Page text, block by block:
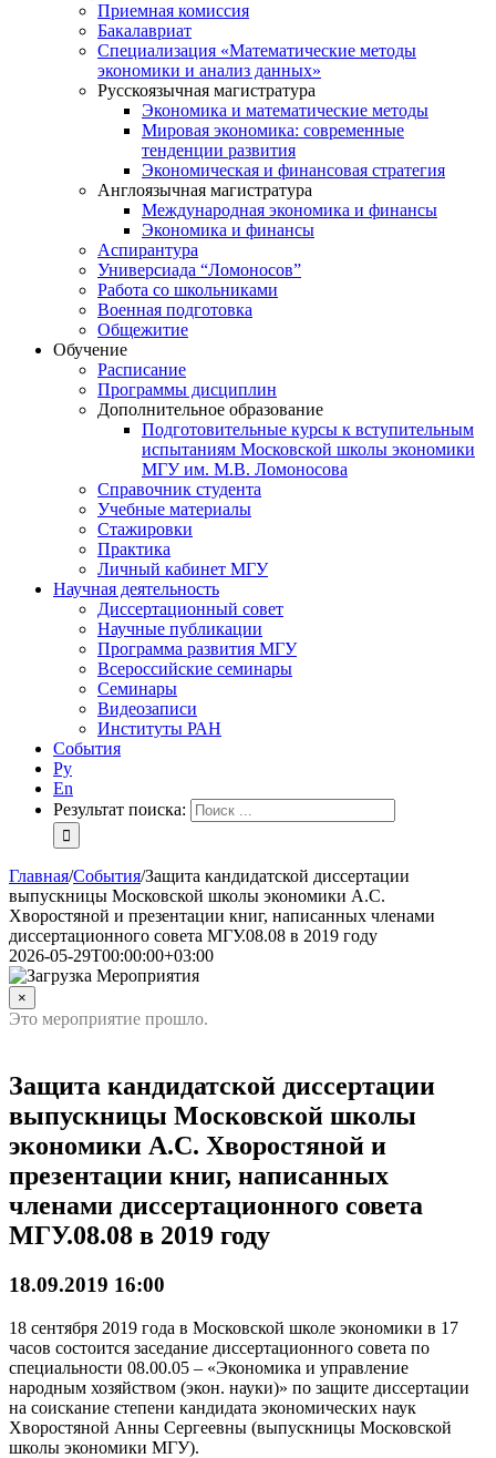
Приемная комиссия
Бакалавриат
Специализация «Математические методы
экономики и анализ данных»
Русскоязычная магистратура
Экономика и математические методы
Мировая экономика: современные
тенденции развития
Экономическая и финансовая стратегия
Англоязычная магистратура
Международная экономика и финансы
Экономика и финансы
Аспирантура
Универсиада “Ломоносов”
Работа со школьниками
Военная подготовка
Общежитие
Обучение
Расписание
Программы дисциплин
Дополнительное образование
Подготовительные курсы к вступительным
испытаниям Московской школы экономики
МГУ им. М.В. Ломоносова
Справочник студента
Учебные материалы
Стажировки
Практика
Личный кабинет МГУ
Научная деятельность
Диссертационный совет
Научные публикации
Программа развития МГУ
Всероссийские семинары
Семинары
Видеозаписи
Институты РАН
События
Ру
En
Результат поиска:
Главная/События/Защита кандидатской диссертации
выпускницы Московской школы экономики А.С.
Хворостяной и презентации книг, написанных членами
диссертационного совета МГУ.08.08 в 2019 году
2026-05-29T00:00:00+03:00
×
Это мероприятие прошло.
Защита кандидатской диссертации
выпускницы Московской школы
экономики А.С. Хворостяной и
презентации книг, написанных
членами диссертационного совета
МГУ.08.08 в 2019 году
18.09.2019 16:00
18 сентября 2019 года в Московской школе экономики в 17
часов состоится заседание диссертационного совета по
специальности 08.00.05 – «Экономика и управление
народным хозяйством (экон. науки)» по защите диссертации
на соискание степени кандидата экономических наук
Хворостяной Анны Сергеевны (выпускницы Московской
школы экономики МГУ).